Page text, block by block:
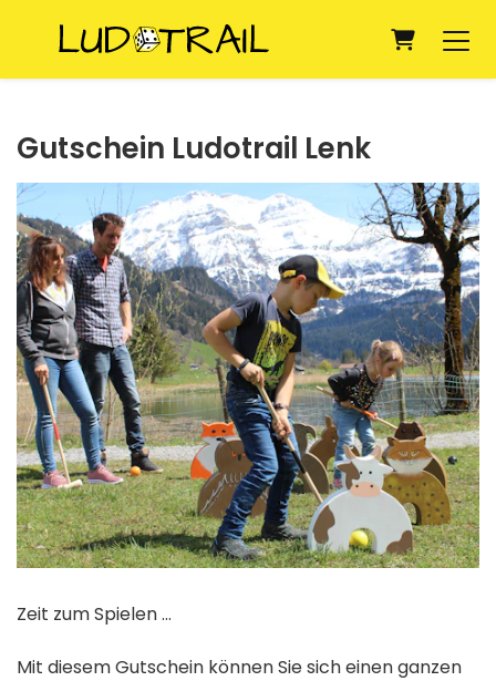
Gutschein Ludotrail Lenk
Zeit zum Spielen …
Mit diesem Gutschein können Sie sich einen ganzen